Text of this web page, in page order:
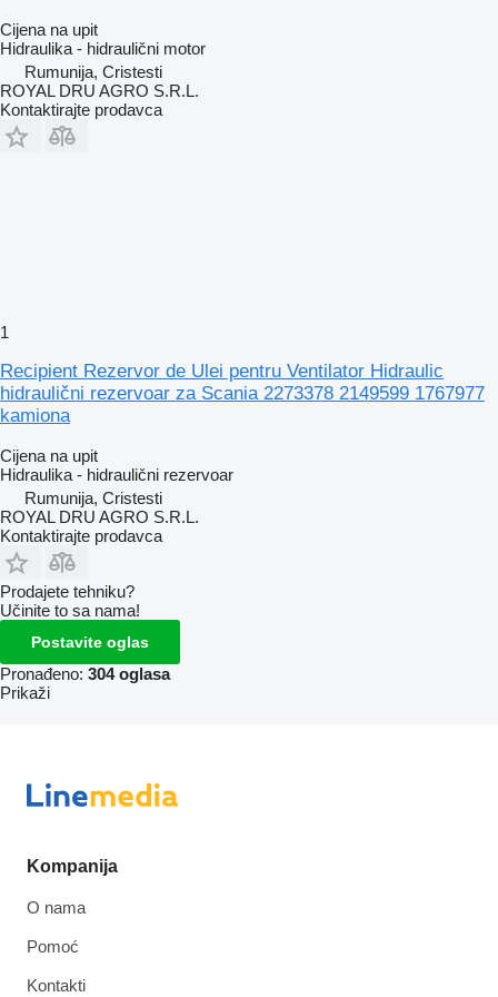
Cijena na upit
Hidraulika - hidraulični motor
Rumunija, Cristesti
ROYAL DRU AGRO S.R.L.
Kontaktirajte prodavca
1
Recipient Rezervor de Ulei pentru Ventilator Hidraulic
hidraulični rezervoar za Scania 2273378 2149599 1767977
kamiona
Cijena na upit
Hidraulika - hidraulični rezervoar
Rumunija, Cristesti
ROYAL DRU AGRO S.R.L.
Kontaktirajte prodavca
Prodajete tehniku?
Učinite to sa nama!
Postavite oglas
Pronađeno: 304 oglasa
Prikaži
Kompanija
O nama
Pomoć
Kontakti